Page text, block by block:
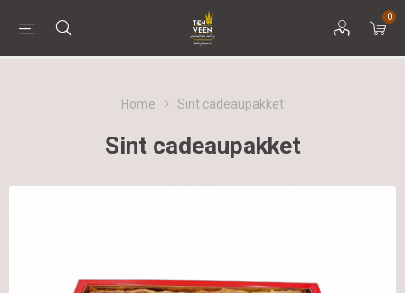
0
Home Sint cadeaupakket
Sint cadeaupakket